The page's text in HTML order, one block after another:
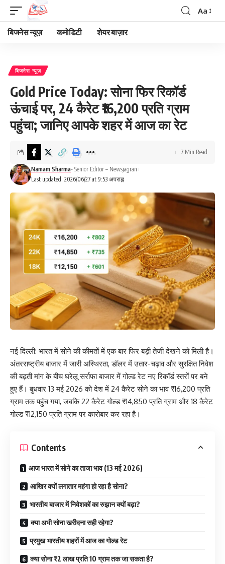
Font
Aa
बिजनेस न्यूज़ कमोडिटी शेयर बाज़ार
बिजनेस न्यूज़
Gold Price Today: सोना फिर रिकॉर्ड
ऊंचाई पर, 24 कैरेट ₹16,200 प्रति ग्राम
पहुंचा; जानिए आपके शहर में आज का रेट
Last updated: 2026/06/27 at 9:53 अपराह्न
Namam Sharma- Senior Editor – Newsjagran
7 Min Read
नई दिल्ली: भारत में सोने की कीमतों में एक बार फिर बड़ी तेजी देखने को मिली है।
अंतरराष्ट्रीय बाजार में जारी अस्थिरता, डॉलर में उतार-चढ़ाव और सुरक्षित निवेश
की बढ़ती मांग के बीच घरेलू सर्राफा बाजार में गोल्ड रेट नए रिकॉर्ड स्तरों पर बने
हुए हैं। बुधवार 13 मई 2026 को देश में 24 कैरेट सोने का भाव ₹16,200 प्रति
ग्राम तक पहुंच गया, जबकि 22 कैरेट गोल्ड ₹14,850 प्रति ग्राम और 18 कैरेट
गोल्ड ₹12,150 प्रति ग्राम पर कारोबार कर रहा है।
Contents
आज भारत में सोने का ताजा भाव (13 मई 2026)
आखिर क्यों लगातार महंगा हो रहा है सोना?
भारतीय बाजार में निवेशकों का रुझान क्यों बढ़ा?
क्या अभी सोना खरीदना सही रहेगा?
प्रमुख भारतीय शहरों में आज का गोल्ड रेट
क्या सोना ₹2 लाख प्रति 10 ग्राम तक जा सकता है?